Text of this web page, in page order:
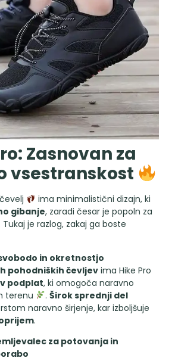
Zasnovan za
vsestranskost
ima minimalistični dizajn, ki
gibanje, zaradi česar je popoln za
je razlog, zakaj ga boste
in okretnostjo
pohodniških čevljevima Hike Pro
podplat, ki omogoča naravno
terenu
. Širok sprednji del
naravno širjenje, kar izboljšuje
.
za potovanja in